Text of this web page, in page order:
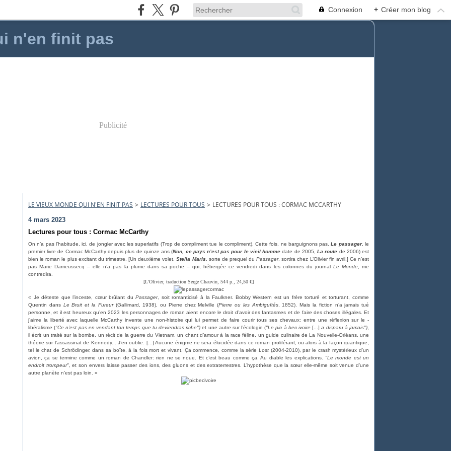
Connexion + Créer mon blog
n'en finit pas
Publicité
LE VIEUX MONDE QUI N'EN FINIT PAS > LECTURES POUR TOUS > LECTURES POUR TOUS : CORMAC MCCARTHY
4 mars 2023
Lectures pour tous : Cormac McCarthy
On n’a pas l’habitude, ici, de jongler avec les superlatifs (Trop de compliment tue le compliment). Cette fois, ne barguignons pas.Le passager, le
premier livre de Cormac McCarthy depuis plus de quinze ans (Non, ce pays n’est pas pour le vieil homme date de 2005,La route de 2006) est
bien le roman le plus excitant du trimestre. [Un deuxième volet,Stella Maris , sorte de prequel duPassager, sortira chez L’Olivier fin avril.] Ce n’est
pas Marie Darrieussecq – elle n’a pas la plume dans sa poche – qui, hébergée ce vendredi dans les colonnes du journal Le Monde, me
contredira.
[L'Olivier, traduction Serge Chauvin, 544 p., 24,50 €]
« Je déteste que l’inceste, cœur brûlant duPassager, soit romanticisé à la Faul­kner. Bobby Western est un frère torturé et torturant, comme
Quentin dans Le Bruit et la Fureur(Gallimard, 1938), ou Pierre chez Melville (Pierre ou les Ambiguïtés, 1852). Mais la fiction n’a jamais tué
personne, et il est heureux qu’en 2023 les personnages de roman aient encore le droit d’avoir des fantasmes et de faire des choses illégales. Et
j’aime la liberté avec laquelle McCarthy invente une non-histoire qui lui permet de faire courir tous ses chevaux: entre une réflexion sur le ­
libéralisme ("Ce n’est pas en vendant ton temps que tu deviendras riche") et une autre sur l’écologie ("Le pic à bec ivoire [...]a disparu à jamais")
il écrit un traité sur la bombe, un récit de la guerre du Vietnam, un chant d’amour à la race féline, un guide culinaire de La Nouvelle-Orléans, une
théorie sur l’assassinat de Kennedy... J’en oublie. [...] Aucune énigme ne sera élucidée dans ce roman proliférant, ou alors à la façon quantique,
tel le chat de Schrödinger, dans sa boîte, à la fois mort et vivant. Ça commence, comme la série Lost (2004-2010), par le crash mystérieux d’un
avion, ça se termine comme un roman de Chandler: rien ne se noue. Et c’est beau comme ça. Au diable les explications. "Le monde est un
endroit trompeur", et son envers laisse passer des ions, des gluons et des extraterrestres. L’hypothèse que la sœur elle-même soit venue d’une
autre planète n’est pas loin. »